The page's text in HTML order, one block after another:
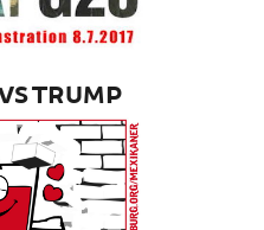
TRUMP